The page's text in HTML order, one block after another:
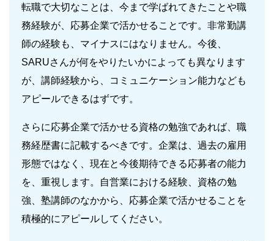
転職で大切なことは、今まで学ばれてきたことや職
務経験が、応募企業で活かせることです。非常勤講
師の経験も、マイナスにはなりません。今後、
SARUさんが何をやりたいかによっても異なります
が、講師経験から、コミュニケーション能力なども
アピールできるはずです。
さらに応募企業で活かせる資格の勉強であれば、職
務経歴書に記載するべきです。企業は、過去の雇用
形態ではなく、現在と今後期待できる応募者の能力
を、重視します。自営業における経験、資格の勉
強、塾講師のなかから、応募企業で活かせることを
積極的にアピールしてください。